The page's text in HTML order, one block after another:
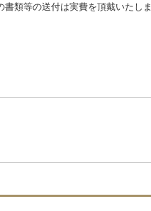
類等の送付は実費を頂戴いたしま